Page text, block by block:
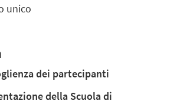
unico
dei partecipanti
della Scuola di